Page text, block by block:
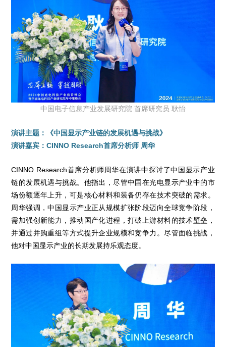
中国电子信息产业发展研究院 首席研究员 耿怡
演讲主题：《中国显示产业链的发展机遇与挑战》
演讲嘉宾：CINNO Research首席分析师 周华
CINNO Research首席分析师周华在演讲中探讨了中国显示产业
链的发展机遇与挑战。他指出，尽管中国在光电显示产业中的市
场份额逐年上升，可是核心材料和装备仍存在技术突破的需求。
周华强调，中国显示产业正从规模扩张阶段迈向全球竞争阶段，
需加强创新能力，推动国产化进程，打破上游材料的技术壁垒，
并通过并购重组等方式提升企业规模和竞争力。尽管面临挑战，
他对中国显示产业的长期发展持乐观态度。